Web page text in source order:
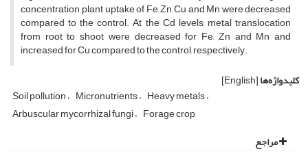
concentration, plant uptake of Fe, Zn, Cu and Mn were decreased
compared to the control. At the Cd levels, metal translocation
from root to shoot were decreased for Fe, Zn and Mn and
increased for Cu compared to the control, respectively.
کلیدواژه‌ها[English]
Soil pollution Micronutrients Heavy metals
Arbuscular mycorrhizal fungi Forage crop
مراجع